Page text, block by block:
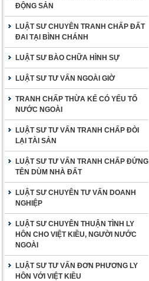
ĐỘNG SẢN
LUẬT SƯ CHUYÊN TRANH CHẤP ĐẤT
ĐAI TẠI BÌNH CHÁNH
LUẬT SƯ BÀO CHỮA HÌNH SỰ
LUẬT SƯ TƯ VẤN NGOÀI GIỜ
TRANH CHẤP THỪA KẾ CÓ YẾU TỐ
NƯỚC NGOÀI
LUẬT SƯ TƯ VẤN TRANH CHẤP ĐÒI
LẠI TÀI SẢN
LUẬT SƯ TƯ VẤN TRANH CHẤP ĐỨNG
TÊN DÙM NHÀ ĐẤT
LUẬT SƯ CHUYÊN TƯ VẤN DOANH
NGHIỆP
LUẬT SƯ CHUYÊN THUẬN TÌNH LY
HÔN CHO VIỆT KIỀU, NGƯỜI NƯỚC
NGOÀI
LUẬT SƯ TƯ VẤN ĐƠN PHƯƠNG LY
HÔN VỚI VIỆT KIỀU